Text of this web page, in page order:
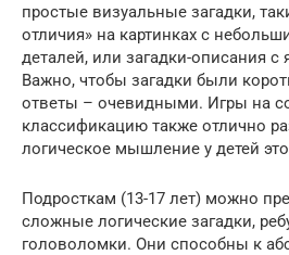
простые визуальные загадки,
отличия» на картинках с
деталей, или загадки-описания с
Важно, чтобы загадки были
ответы – очевидными. Игры на
классификацию также отлично
логическое мышление у детей
Подросткам (13-17 лет) можно
сложные логические загадки,
головоломки. Они способны к